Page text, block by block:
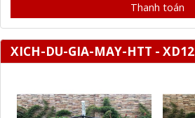
Thanh toán
XICH-DU-GIA-MAY-HTT - XD12